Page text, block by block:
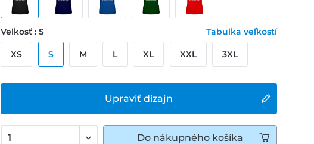
Upraviť dizajn
Veľkosť : S Tabuľka veľkostí
XS S M L XL XXL 3XL
Do nákupného košíka